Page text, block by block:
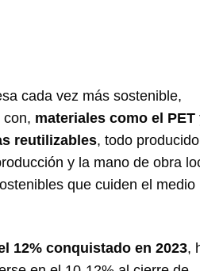
cada vez más sostenible,
con, materiales como el PET
reutilizables, todo
y la mano de obra
que cuiden el medio
12% conquistado en 2023,